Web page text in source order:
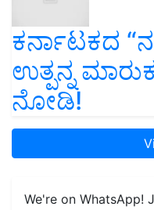
ಕರ್ನಾಟಕದ
ಉತ್ಪನ್ನ
ನೋಡಿ!
We're on WhatsApp!